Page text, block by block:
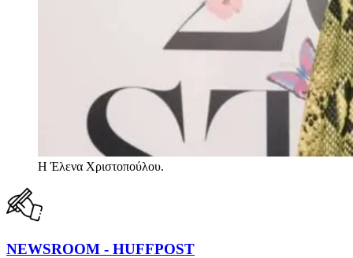
Η Έλενα Χριστοπούλου.
NEWSROOM - HUFFPOST